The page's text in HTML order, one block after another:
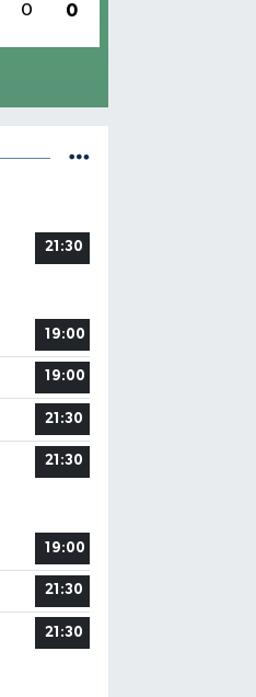
0 0
21:30
19:00
19:00
21:30
21:30
19:00
21:30
21:30